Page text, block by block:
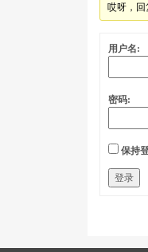
哎呀，回
用户名:
密码:
保持
登录